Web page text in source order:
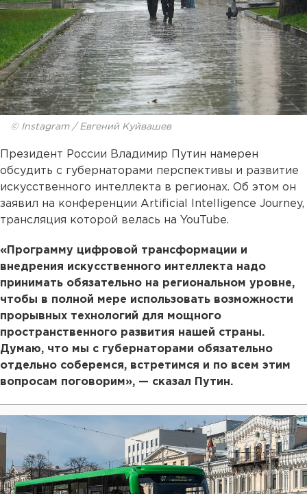
© Instagram / Евгений Куйвашев
Президент России Владимир Путин намерен
обсудить с губернаторами перспективы и развитие
искусственного интеллекта в регионах. Об этом он
заявил на конференции Artificial Intelligence Journey,
трансляция которой велась на YouTube.
«Программу цифровой трансформации и
внедрения искусственного интеллекта надо
принимать обязательно на региональном уровне,
чтобы в полной мере использовать возможности
прорывных технологий для мощного
пространственного развития нашей страны.
Думаю, что мы с губернаторами обязательно
отдельно соберемся, встретимся и по всем этим
вопросам поговорим», — сказал Путин.